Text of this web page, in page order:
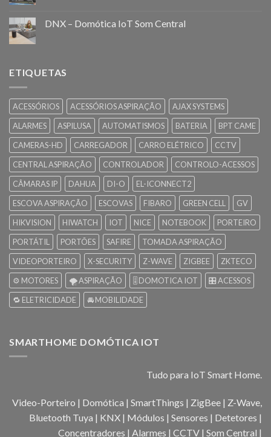
DNX – Domótica IoT Som Central
ETIQUETAS
ACESSÓRIOS ACESSÓRIOS ASPIRAÇÃO
AJAX SYSTEMS
ALARMES
ASPILUSA AUTOMATISMOS BATERIA
BPT CAME
CAMERAS-HD
CARREGADOR CARRO ELÉTRICO
CCTV
CENTRAL ASPIRAÇÃO
CONTROLADOR
CONTROLO-ACESSOS
CÂMARAS IP
DAHUA DI-O
EL-ICONNECT2
ESCOVA ASPIRAÇÃO
ESCOVAS FIBARO GREEN CELL
GV
HIKVISION
HIWATCH IOT NICE NOTEBOOK
PORTEIRO
PORTÁTIL
PORTÕES SAFIRE
TOMADA ASPIRAÇÃO
VIDEOPORTEIRO
X-SECURITY Z-WAVE ZIGBEE
ZKTECO
⚙️ MOTORES
🌪️ ASPIRAÇÃO 🎚️ DOMOTICA IOT
🎛️ ACESSOS
🔁 ELETRICIDADE
🚘 MOBILIDADE
SMARTHOME DOMÓTICA IOT
Tudo para IoT Smart Home.
Video-Porteiro | Domótica | SmartThings | ZigBee | Z-Wave,
Bluetooth Tuya | KNX | Módulos | Sensores | Detetores |
Concentradores | Alarmes | CCTV | Som Central |